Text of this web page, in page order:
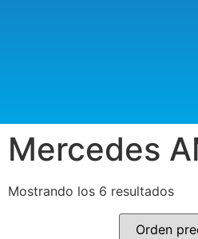
Mercedes
Mostrando los 6 resultados